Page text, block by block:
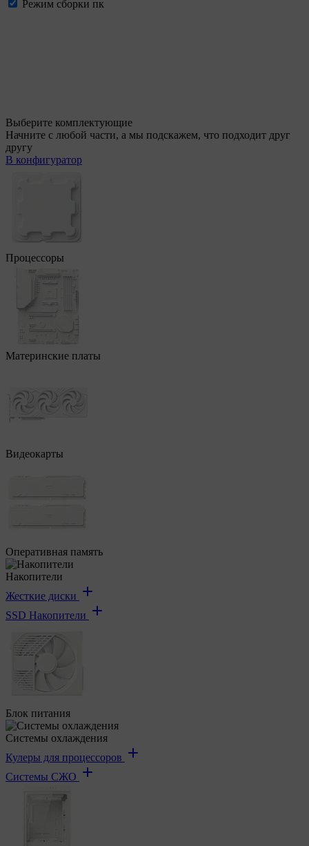
Режим сборки пк
Выберите комплектующие
Начните с любой части, а мы подскажем, что подходит друг
другу
В конфигуратор
Процессоры
Материнские платы
Видеокарты
Оперативная память
Накопители
Жесткие диски
SSD Накопители
Блок питания
Системы охлаждения
Кулеры для процессоров
Системы СЖО